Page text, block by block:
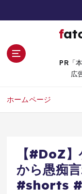
fatcowgames.n
PR「
広
ホームページ
【#DoZ
から愚痴
#shorts #